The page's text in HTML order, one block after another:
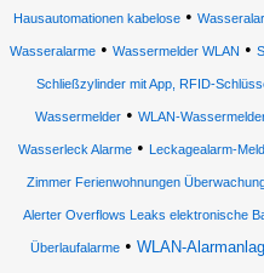
Hausautomationen kabelose•
Wasseralarme • Wassermelder WLAN •
Schließzylinder mit App, RFID-
Wassermelder• WLAN-
Wasserleck Alarme • Leckagealarm-
Zimmer Ferienwohnungen
Alerter Overflows Leaks elektronische
Überlaufalarme• WLAN-